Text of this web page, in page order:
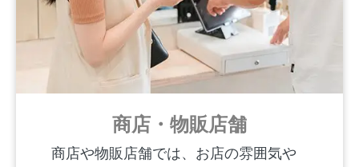
商店・物販店舗
商店や物販店舗では、お店の雰囲気や